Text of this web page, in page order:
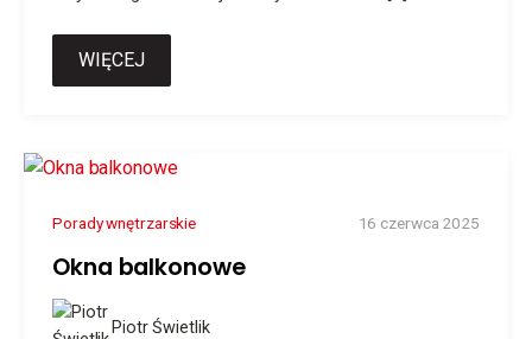
WIĘCEJ
Porady wnętrzarskie 16 czerwca 2025
Okna balkonowe
Piotr Świetlik